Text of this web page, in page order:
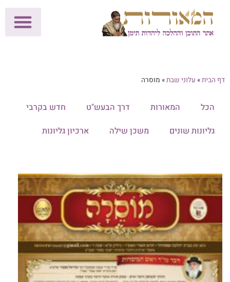
דף הבית» עלוני שבת» מוסרה
הכל המאורות דרך הבעש"ט
חדש בקרבי
גליונות שונים
משכן שילה ארכיון גליונות